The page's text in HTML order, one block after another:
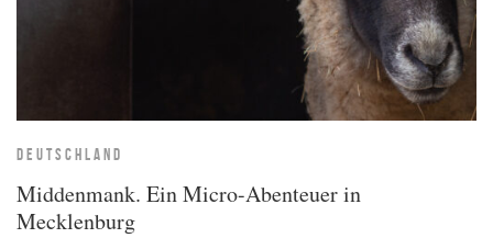
DEUTSCHLAND
Middenmank. Ein Micro-Abenteuer in
Mecklenburg